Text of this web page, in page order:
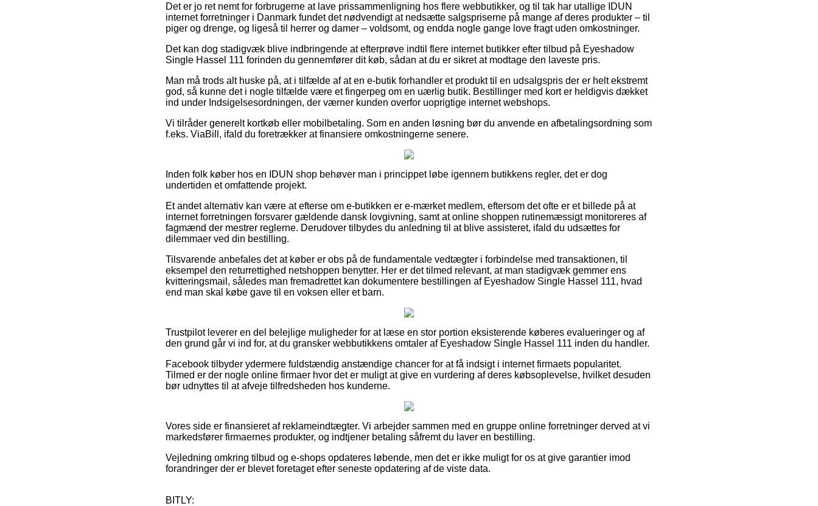
Det er jo ret nemt for forbrugerne at lave prissammenligning hos flere webbutikker, og til tak har utallige IDUN
internet forretninger i Danmark fundet det nødvendigt at nedsætte salgspriserne på mange af deres produkter – til
piger og drenge, og ligeså til herrer og damer – voldsomt, og endda nogle gange love fragt uden omkostninger.
Det kan dog stadigvæk blive indbringende at efterprøve indtil flere internet butikker efter tilbud på Eyeshadow
Single Hassel 111 forinden du gennemfører dit køb, sådan at du er sikret at modtage den laveste pris.
Man må trods alt huske på, at i tilfælde af at en e-butik forhandler et produkt til en udsalgspris der er helt ekstremt
god, så kunne det i nogle tilfælde være et fingerpeg om en uærlig butik. Bestillinger med kort er heldigvis dækket
ind under Indsigelsesordningen, der værner kunden overfor uoprigtige internet webshops.
Vi tilråder generelt kortkøb eller mobilbetaling. Som en anden løsning bør du anvende en afbetalingsordning som
f.eks. ViaBill, ifald du foretrækker at finansiere omkostningerne senere.
Inden folk køber hos en IDUN shop behøver man i princippet løbe igennem butikkens regler, det er dog
undertiden et omfattende projekt.
Et andet alternativ kan være at efterse om e-butikken er e-mærket medlem, eftersom det ofte er et billede på at
internet forretningen forsvarer gældende dansk lovgivning, samt at online shoppen rutinemæssigt monitoreres af
fagmænd der mestrer reglerne. Derudover tilbydes du anledning til at blive assisteret, ifald du udsættes for
dilemmaer ved din bestilling.
Tilsvarende anbefales det at køber er obs på de fundamentale vedtægter i forbindelse med transaktionen, til
eksempel den returrettighed netshoppen benytter. Her er det tilmed relevant, at man stadigvæk gemmer ens
kvitteringsmail, således man fremadrettet kan dokumentere bestillingen af Eyeshadow Single Hassel 111, hvad
end man skal købe gave til en voksen eller et barn.
Trustpilot leverer en del belejlige muligheder for at læse en stor portion eksisterende køberes evalueringer og af
den grund går vi ind for, at du gransker webbutikkens omtaler af Eyeshadow Single Hassel 111 inden du handler.
Facebook tilbyder ydermere fuldstændig anstændige chancer for at få indsigt i internet firmaets popularitet.
Tilmed er der nogle online firmaer hvor det er muligt at give en vurdering af deres købsoplevelse, hvilket desuden
bør udnyttes til at afveje tilfredsheden hos kunderne.
Vores side er finansieret af reklameindtægter. Vi arbejder sammen med en gruppe online forretninger derved at vi
markedsfører firmaernes produkter, og indtjener betaling såfremt du laver en bestilling.
Vejledning omkring tilbud og e-shops opdateres løbende, men det er ikke muligt for os at give garantier imod
forandringer der er blevet foretaget efter seneste opdatering af de viste data.
BITLY: